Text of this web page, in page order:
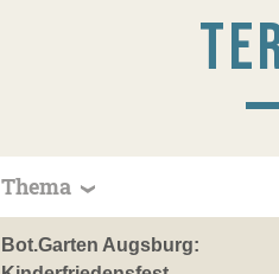
Thema
Bot.Garten Augsburg: